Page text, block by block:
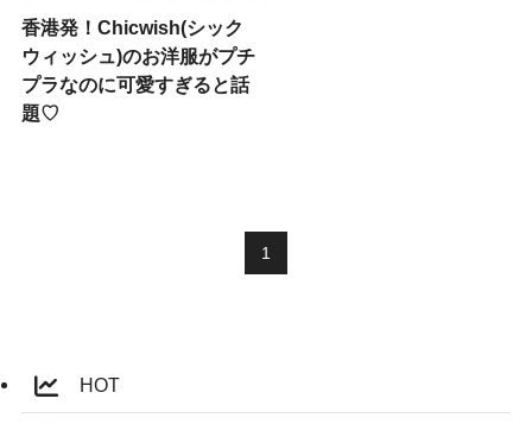
香港発！Chicwish(シック
ウィッシュ)のお洋服がプチ
プラなのに可愛すぎると話
題♡
1
HOT